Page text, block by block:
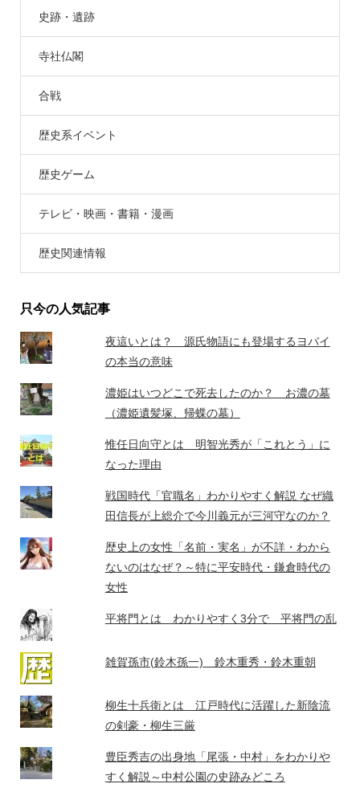
史跡・遺跡
寺社仏閣
合戦
歴史系イベント
歴史ゲーム
テレビ・映画・書籍・漫画
歴史関連情報
只今の人気記事
夜這いとは？ 源氏物語にも登場するヨバイ
の本当の意味
濃姫はいつどこで死去したのか？ お濃の墓
（濃姫遺髪塚、帰蝶の墓）
惟任日向守とは 明智光秀が「これとう」に
なった理由
戦国時代「官職名」わかりやすく解説 なぜ織
田信長が上総介で今川義元が三河守なのか？
歴史上の女性「名前・実名」が不詳・わから
ないのはなぜ？～特に平安時代・鎌倉時代の
女性
平将門とは わかりやすく3分で 平将門の乱
雑賀孫市(鈴木孫一) 鈴木重秀・鈴木重朝
柳生十兵衛とは 江戸時代に活躍した新陰流
の剣豪・柳生三厳
豊臣秀吉の出身地「尾張・中村」をわかりや
すく解説～中村公園の史跡みどころ